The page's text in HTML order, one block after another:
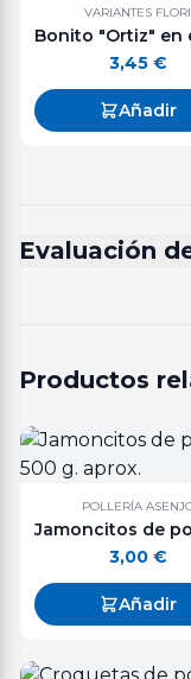
VARIANTES FLORI
3,45 €
Añadir
Evaluación
Productos
POLLERÍA
3,00 €
Añadir